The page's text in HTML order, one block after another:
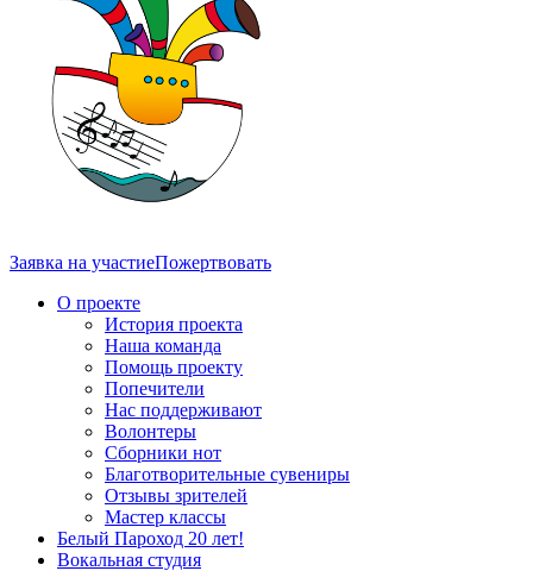
Заявка на участиеПожертвовать
О проекте
История проекта
Наша команда
Помощь проекту
Попечители
Нас поддерживают
Волонтеры
Сборники нот
Благотворительные сувениры
Отзывы зрителей
Мастер классы
Белый Пароход 20 лет!
Вокальная студия